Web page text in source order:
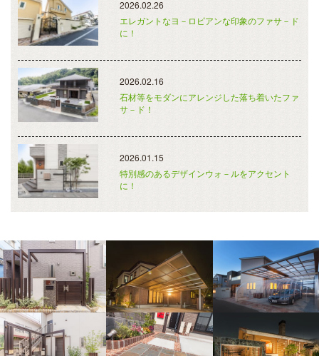
2026.02.26
エレガントなヨ－ロピアンな印象のファサ－ド
に！
2026.02.16
石材等をモダンにアレンジした落ち着いたファ
サ－ド！
2026.01.15
特別感のあるデザインウォ－ルをアクセント
に！